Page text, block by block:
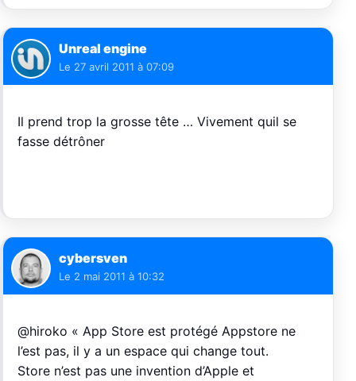
Unreal engine
Le 27 avril 2011 à 07:09
Il prend trop la grosse tête … Vivement quil se
fasse détrôner
cybersven
Le 2 mai 2011 à 10:32
@hiroko « App Store est protégé Appstore ne
l’est pas, il y a un espace qui change tout.
Store n’est pas une invention d’Apple et